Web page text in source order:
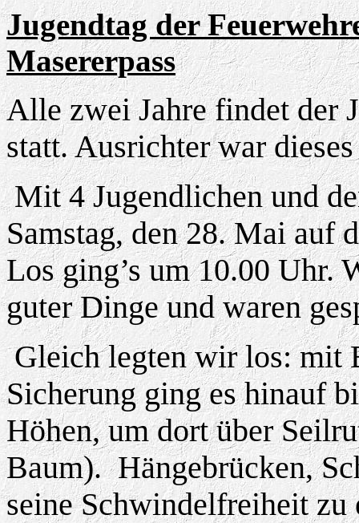
Jugendtag der
Masererpass
Alle zwei Jahre findet der
statt. Ausrichter war
Mit 4 Jugendlichen und
Samstag, den 28. Mai auf
Los ging’s um 10.00 Uhr.
guter Dinge und waren
Gleich legten wir los: mit
Sicherung ging es hinauf
Höhen, um dort über
Baum). Hängebrücken,
seine Schwindelfreiheit zu